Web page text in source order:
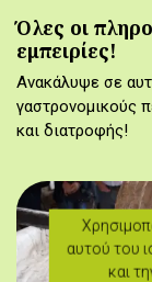
Όλες οι
εμπειρίες!
Ανακάλυψε σε
γαστρονομικούς
και διατροφής!
αυτού του
και